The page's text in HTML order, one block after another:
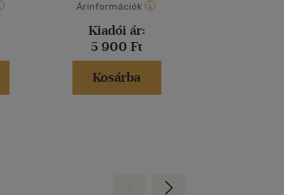
Árinformációk
Kiadói ár:
5 900 Ft
Kosárba
Előre